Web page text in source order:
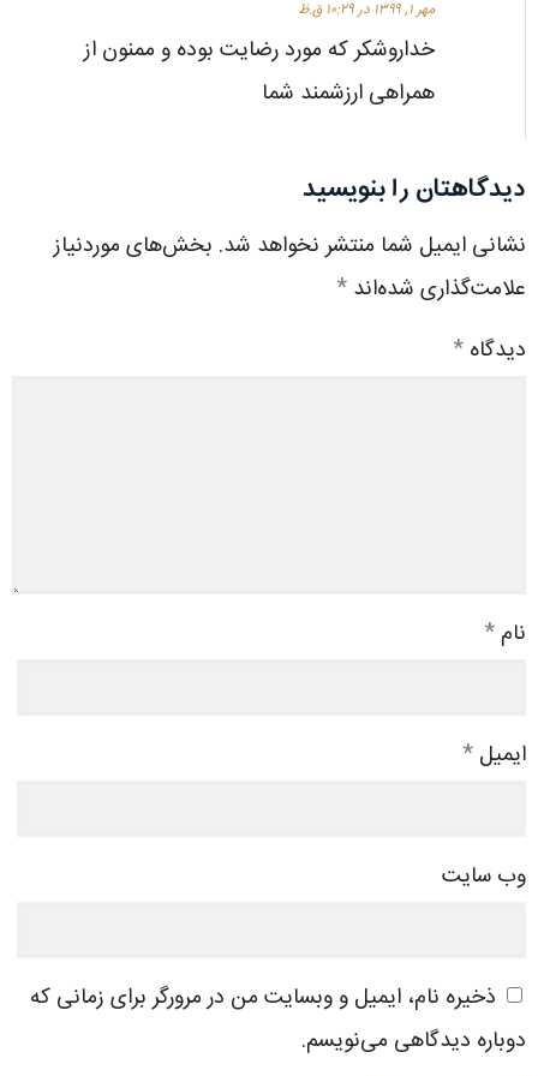
مهر ۱, ۱۳۹۹ در ۱۰:۲۹ ق.ظ
خداروشکر که مورد رضایت بوده و ممنون از
همراهی ارزشمند شما
دیدگاهتان را بنویسید
نشانی ایمیل شما منتشر نخواهد شد. بخش‌های موردنیاز
علامت‌گذاری شده‌اند *
دیدگاه *
نام *
ایمیل *
وب‌ سایت
ذخیره نام، ایمیل و وبسایت من در مرورگر برای زمانی که
دوباره دیدگاهی می‌نویسم.